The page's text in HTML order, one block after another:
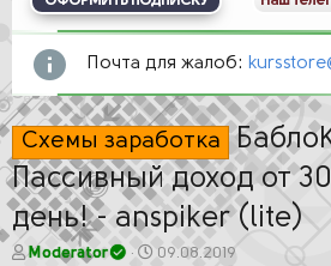
Почта для жалоб:
Схемы заработка
Пассивный доход от
день! - anspiker (lite)
АModerator
Д
09.08.2019